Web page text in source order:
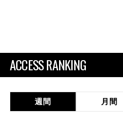
ACCESS RANKING
週間 月間